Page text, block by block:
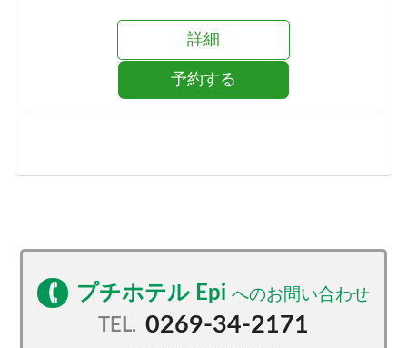
詳細
予約する
プチホテル Epi
TEL. 0269-34-2171